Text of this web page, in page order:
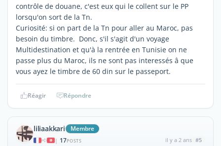
contrôle de douane, c'est eux qui le collent sur le PP
lorsqu'on sort de la Tn.
Curiosité: si on part de la Tn pour aller au Maroc, pas
besoin du timbre. Donc, s'il s'agit d'un voyage
Multidestination et qu'à la rentrée en Tunisie on ne
passe plus du Maroc, ils ne sont pas interessés â que
vous ayez le timbre de 60 din sur le passeport.
Réagir Répondre
liliaakkari Membre
| 17POSTS il y a 2 ans #5